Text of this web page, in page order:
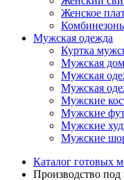
Женское
Мужская одежда
Куртка
Мужская
Мужская
Мужская
Мужские
Мужские
Мужские
Мужские
Каталог готовых
Производство